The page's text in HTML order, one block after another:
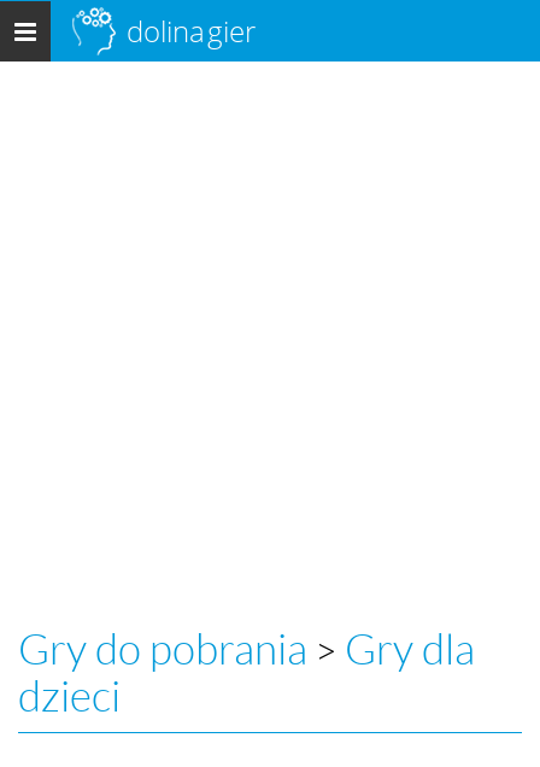
Menu
główne
dolinagier
Gry do pobrania > Gry dla
dzieci